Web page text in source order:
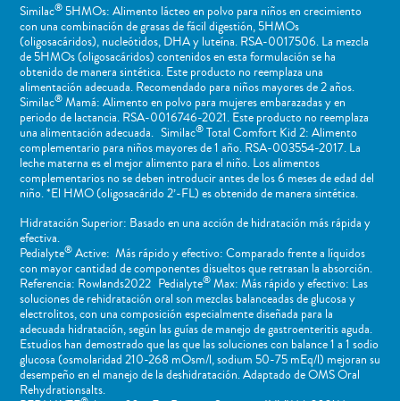
Similac®5HMOs: Alimento lácteo en polvo para niños en crecimiento
con una combinación de grasas de fácil digestión, 5HMOs
(oligosacáridos), nucleótidos, DHA y luteína. RSA-0017506. La mezcla
de 5HMOs (oligosacáridos) contenidos en esta formulación se ha
obtenido de manera sintética. Este producto no reemplaza una
alimentación adecuada. Recomendado para niños mayores de 2 años.
Similac®Mamá: Alimento en polvo para mujeres embarazadas y en
periodo de lactancia. RSA-0016746-2021. Este producto no reemplaza
una alimentación adecuada. Similac®Total Comfort Kid 2: Alimento
complementario para niños mayores de 1 año. RSA-003554-2017. La
leche materna es el mejor alimento para el niño. Los alimentos
complementarios no se deben introducir antes de los 6 meses de edad del
niño. *El HMO (oligosacárido 2’-FL) es obtenido de manera sintética.
Hidratación Superior: Basado en una acción de hidratación más rápida y
efectiva.
Pedialyte®Active: Más rápido y efectivo: Comparado frente a líquidos
con mayor cantidad de componentes disueltos que retrasan la absorción.
Referencia: Rowlands2022 Pedialyte®Max: Más rápido y efectivo: Las
soluciones de rehidratación oral son mezclas balanceadas de glucosa y
electrolitos, con una composición especialmente diseñada para la
adecuada hidratación, según las guías de manejo de gastroenteritis aguda.
Estudios han demostrado que las que las soluciones con balance 1 a 1 sodio
glucosa (osmolaridad 210-268 mOsm/l, sodium 50-75 mEq/l) mejoran su
desempeño en el manejo de la deshidratación. Adaptado de OMS Oral
Rehydrationsalts.